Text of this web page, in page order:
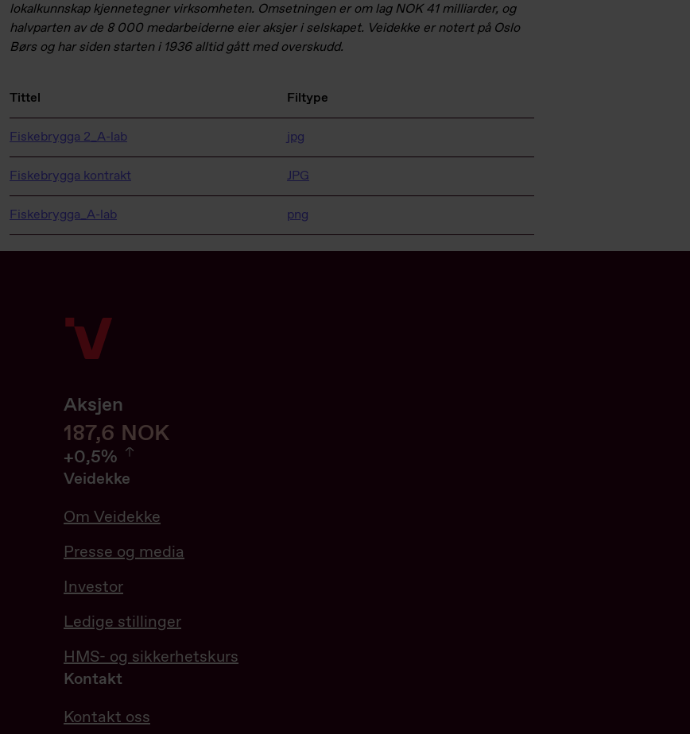
lokalkunnskap kjennetegner virksomheten. Omsetningen er om lag NOK 41 milliarder, og
halvparten av de 8 000 medarbeiderne eier aksjer i selskapet. Veidekke er notert på Oslo
Børs og har siden starten i 1936 alltid gått med overskudd.
Tittel Filtype
Fiskebrygga 2_A-lab jpg
Fiskebrygga kontrakt JPG
Fiskebrygga_A-lab png
Aksjen
187,6 NOK187,6
+0,5%
0.54%
Veidekke
Om Veidekke
Presse og media
Investor
Ledige stillinger
HMS- og sikkerhetskurs
Kontakt
Kontakt oss